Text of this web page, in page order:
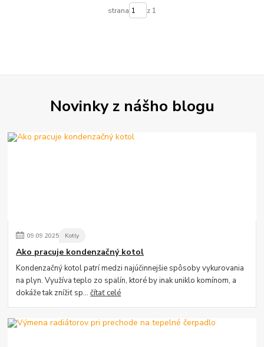
strana z 1
Novinky z nášho blogu
09.09.2025 Kotly
Ako pracuje kondenzačný kotol
Kondenzačný kotol patrí medzi najúčinnejšie spôsoby vykurovania
na plyn. Využíva teplo zo spalín, ktoré by inak uniklo komínom, a
dokáže tak znížiť sp...čítať celé